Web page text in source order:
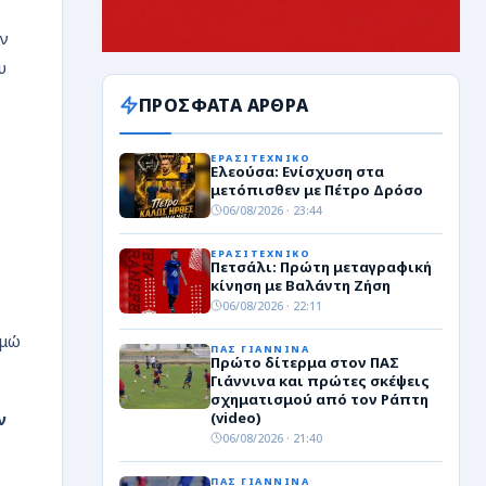
ΠΡΟΣΦΑΤΑ ΑΡΘΡΑ
ΕΡΑΣΙΤΕΧΝΙΚΟ
Ελεούσα: Ενίσχυση στα
μετόπισθεν με Πέτρο Δρόσο
06/08/2026 · 23:44
ΕΡΑΣΙΤΕΧΝΙΚΟ
Πετσάλι: Πρώτη μεταγραφική
κίνηση με Βαλάντη Ζήση
06/08/2026 · 22:11
ΠΑΣ ΓΙΑΝΝΙΝΑ
Πρώτο δίτερμα στον ΠΑΣ
Γιάννινα και πρώτες σκέψεις
σχηματισμού από τον Ράπτη
(video)
06/08/2026 · 21:40
ΠΑΣ ΓΙΑΝΝΙΝΑ